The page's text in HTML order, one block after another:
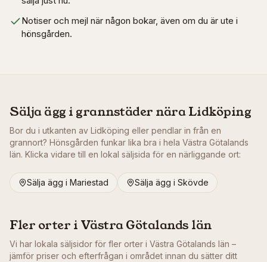
Notiser och mejl när någon bokar, även om du är ute i
hönsgården.
Sälja ägg i grannstäder näraLidköping
Bor du i utkanten av Lidköping eller pendlar in från en
grannort? Hönsgården funkar lika bra i hela Västra Götalands
län. Klicka vidare till en lokal säljsida för en närliggande ort:
Sälja ägg i Mariestad Sälja ägg i Skövde
Fler orter i Västra Götalands län
Vi har lokala säljsidor för fler orter i Västra Götalands län –
jämför priser och efterfrågan i området innan du sätter ditt